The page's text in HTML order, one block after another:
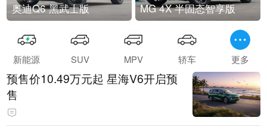
奥迪Q6 黑武士版 MG 4X 半固态智享版
新能源 SUV MPV 轿车 更多
预售价10.49万元起 星海V6开启预
售